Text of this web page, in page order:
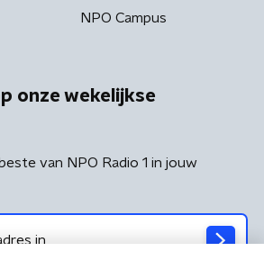
NPO Campus
onze wekelijkse
van NPO Radio 1 in jouw